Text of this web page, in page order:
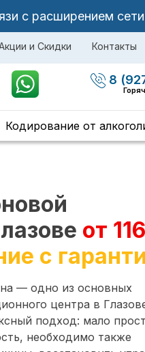
с расширением сети
и Скидки Контакты
8
Кодирование от
от
с
— одно из основных
центра в
подход: мало
необходимо также